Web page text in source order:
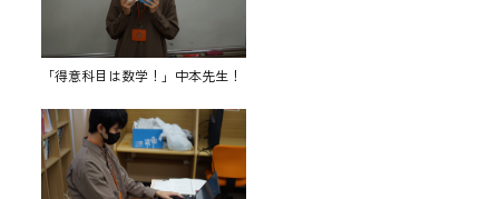
「得意科目は数学！」中本先生！